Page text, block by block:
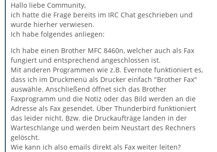
Hallo liebe Community,
ich hatte die Frage bereits im IRC Chat geschrieben und
wurde hierher verwiesen.
Ich habe folgendes anliegen:
Ich habe einen Brother MFC 8460n, welcher auch als Fax
fungiert und entsprechend angeschlossen ist.
Mit anderen Programmen wie z.B. Evernote funktioniert es,
dass ich im Druckmenü als Drucker einfach "Brother Fax"
auswähle. Anschließend öffnet sich das Brother
Faxprogramm und die Notiz oder das Bild werden an die
Adresse als Fax gesendet. Über Thunderbird funktioniert
das leider nicht. Bzw. die Druckaufträge landen in der
Warteschlange und werden beim Neustart des Rechners
gelöscht.
Wie kann ich also emails direkt als Fax weiter leiten?